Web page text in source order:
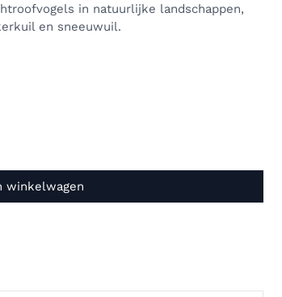
in natuurlijke landschappen,
en sneeuwuil.
winkelwagen